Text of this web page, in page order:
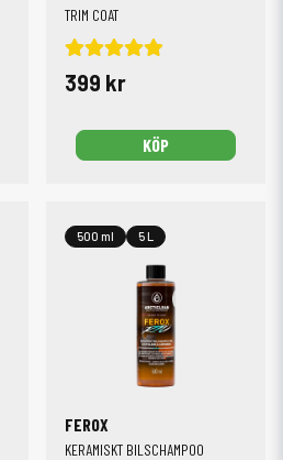
TRIM COAT
399 kr
KÖP
FEROX
KERAMISKT BILSCHAMPOO
500 ml 5 L